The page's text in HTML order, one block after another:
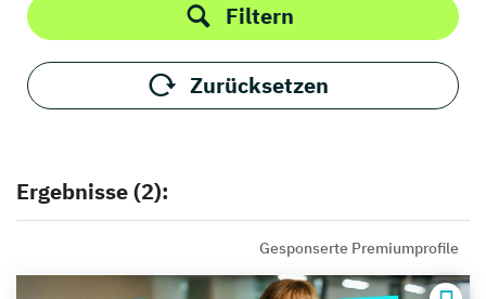
Filtern
Zurücksetzen
Ergebnisse (2):
Gesponserte Premiumprofile